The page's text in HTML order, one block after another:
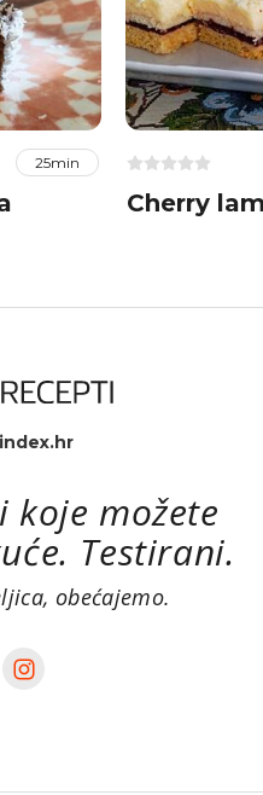
25min
Cherry
koje možete
Testirani.
obećajemo.